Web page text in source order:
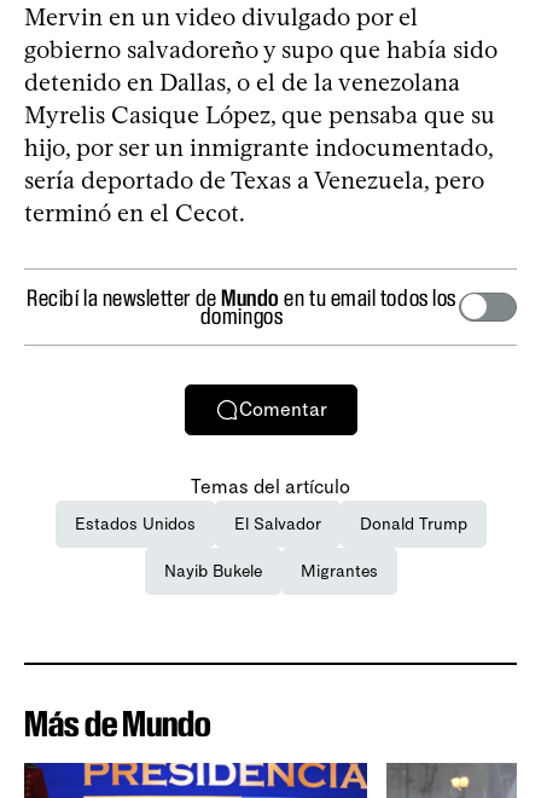
Mervin en un video divulgado por el
gobierno salvadoreño y supo que había sido
detenido en Dallas, o el de la venezolana
Myrelis Casique López, que pensaba que su
hijo, por ser un inmigrante indocumentado,
sería deportado de Texas a Venezuela, pero
terminó en el Cecot.
Recibí la newsletter deMundo en tu email todos los
domingos
Comentar
Temas del artículo
Estados Unidos El Salvador Donald Trump
Nayib Bukele Migrantes
Más de Mundo